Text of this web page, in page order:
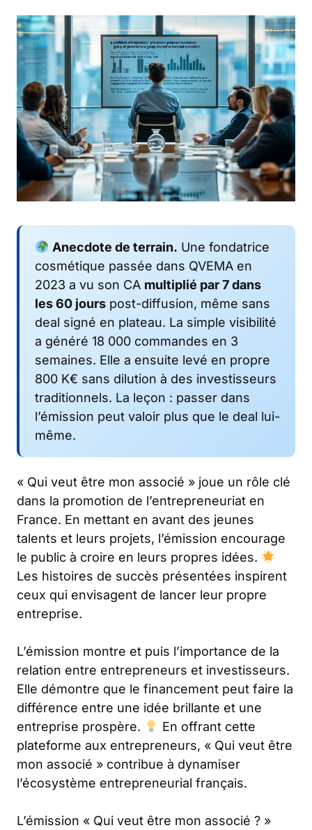
Anecdote de terrain. Une fondatrice
cosmétique passée dans QVEMA en
2023 a vu son CA multiplié par 7 dans
les 60 jours post-diffusion, même sans
deal signé en plateau. La simple visibilité
a généré 18 000 commandes en 3
semaines. Elle a ensuite levé en propre
800 K€ sans dilution à des investisseurs
traditionnels. La leçon : passer dans
l’émission peut valoir plus que le deal lui-
même.
« Qui veut être mon associé » joue un rôle clé
dans la promotion de l’entrepreneuriat en
France. En mettant en avant des jeunes
talents et leurs projets, l’émission encourage
le public à croire en leurs propres idées.
Les histoires de succès présentées inspirent
ceux qui envisagent de lancer leur propre
entreprise.
L’émission montre et puis l’importance de la
relation entre entrepreneurs et investisseurs.
Elle démontre que le financement peut faire la
différence entre une idée brillante et une
entreprise prospère.
En offrant cette
plateforme aux entrepreneurs, « Qui veut être
mon associé » contribue à dynamiser
l’écosystème entrepreneurial français.
L’émission « Qui veut être mon associé ? »